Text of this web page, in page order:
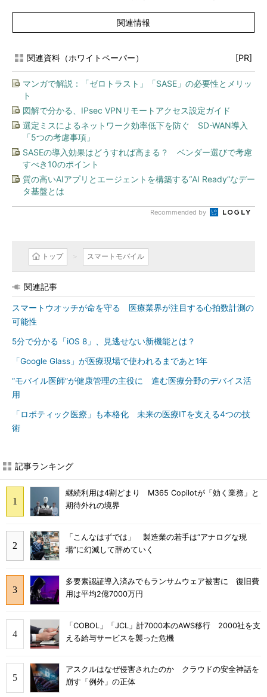
関連情報
関連資料（ホワイトペーパー） [PR]
マンガで解説：「ゼロトラスト」「SASE」の必要性とメリッ
ト
図解で分かる、IPsec VPNリモートアクセス設定ガイド
選定ミスによるネットワーク効率低下を防ぐ SD-WAN導入
「5つの考慮事項」
SASEの導入効果はどうすれば高まる？ ベンダー選びで考慮
すべき10のポイント
質の高いAIアプリとエージェントを構築する“AI Ready”なデー
タ基盤とは
Recommended by
トップ スマートモバイル
関連記事
スマートウオッチが命を守る 医療業界が注目する心拍数計測の
可能性
5分で分かる「iOS 8」、見逃せない新機能とは？
「Google Glass」が医療現場で使われるまであと1年
“モバイル医師”が健康管理の主役に 進む医療分野のデバイス活
用
「ロボティック医療」も本格化 未来の医療ITを支える4つの技
術
記事ランキング
継続利用は4割どまり M365 Copilotが「効く業務」と
期待外れの境界
「こんなはずでは」 製造業の若手は“アナログな現
場”に幻滅して辞めていく
多要素認証導入済みでもランサムウェア被害に 復旧費
用は平均2億7000万円
「COBOL」「JCL」計7000本のAWS移行 2000社を支
える給与サービスを襲った危機
アスクルはなぜ侵害されたのか クラウドの安全神話を
崩す「例外」の正体